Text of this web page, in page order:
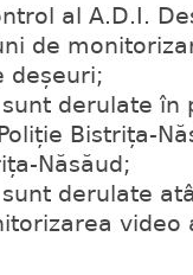
al A.D.I.
de
deșeuri;
derulate în
Bistrița-
Năsăud;
derulate
video